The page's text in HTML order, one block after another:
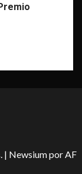
| Newsiumpor AF